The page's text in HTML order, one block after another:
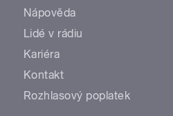
Nápověda
Lidé v rádiu
Kariéra
Kontakt
Rozhlasový poplatek